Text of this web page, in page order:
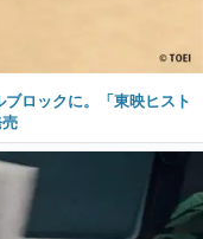
ロックに。「東映ヒスト